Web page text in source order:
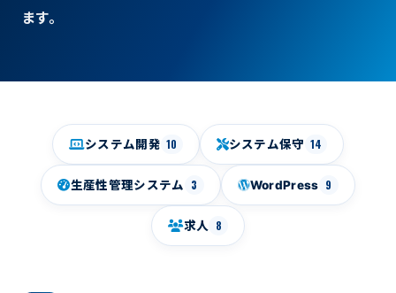
ます。
システム開発 10 システム保守 14
生産性管理システム 3 WordPress 9
求人 8